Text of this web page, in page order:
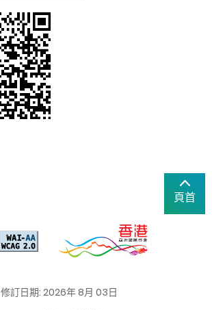
頁首
修訂日期: 2026年 8月 03日